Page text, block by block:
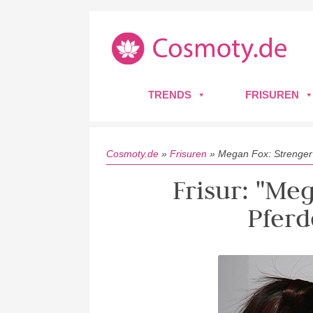
TRENDS FRISUREN
Cosmoty.de » Frisuren » Megan Fox:
Frisur: